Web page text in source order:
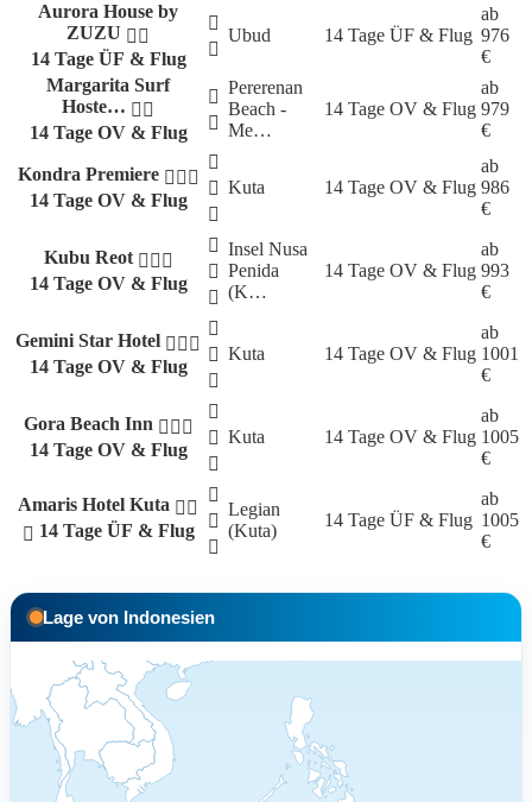
Aurora House by
ZUZU
14 Tage ÜF & Flug
Ubud 14 Tage ÜF & Flug
ab
976
€
Margarita Surf
Hoste…
14 Tage OV & Flug
Pererenan
Beach -
Me…
14 Tage OV & Flug
ab
979
€
Kondra Premiere
14 Tage OV & Flug
Kuta 14 Tage OV & Flug
ab
986
€
Kubu Reot
14 Tage OV & Flug
Insel Nusa
Penida
(K…
14 Tage OV & Flug
ab
993
€
Gemini Star Hotel
14 Tage OV & Flug
Kuta 14 Tage OV & Flug
ab
1001
€
Gora Beach Inn
14 Tage OV & Flug
Kuta 14 Tage OV & Flug
ab
1005
€
Amaris Hotel Kuta
14 Tage ÜF & Flug
Legian
(Kuta)
14 Tage ÜF & Flug
ab
1005
€
Lage von Indonesien